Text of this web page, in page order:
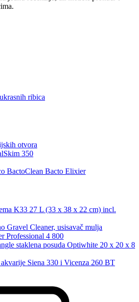
ribica
otvora
350
BactoClean Bacto Elixier
K33 27 L (33 x 38 x 22 cm) incl.
Gravel Cleaner, usisavač mulja
Professional 4 800
staklena posuda Optiwhite 20 x 20 x 8
Siena 330 i Vicenza 260 BT